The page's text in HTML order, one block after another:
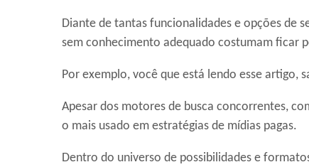
Diante de tantas funcionalidades e opções de
sem conhecimento adequado costumam ficar
Por exemplo, você que está lendo esse artigo,
Apesar dos motores de busca concorrentes,
o mais usado em estratégias de mídias pagas.
Dentro do universo de possibilidades e